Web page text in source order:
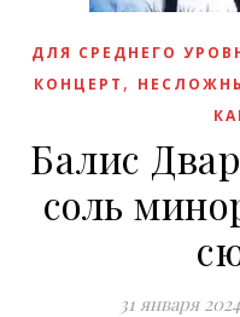
ДЛЯ СРЕДНЕГО
КОНЦЕРТ ,
Балис
соль
31 января 2024